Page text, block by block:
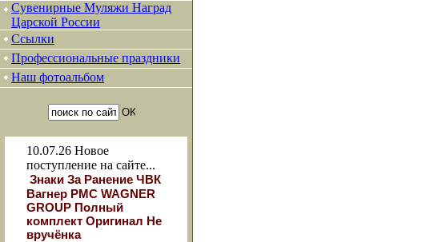
Сувенирные Муляжи Наград
Царской России
Ссылки
Профессиональные праздники
Наш фотоальбом
10.07.26 Новое
поступление на сайте...
Знаки За Ранение ЧВК
Вагнер РМС WAGNER
GROUP Полный
комплект Оригинал Не
вручёнка